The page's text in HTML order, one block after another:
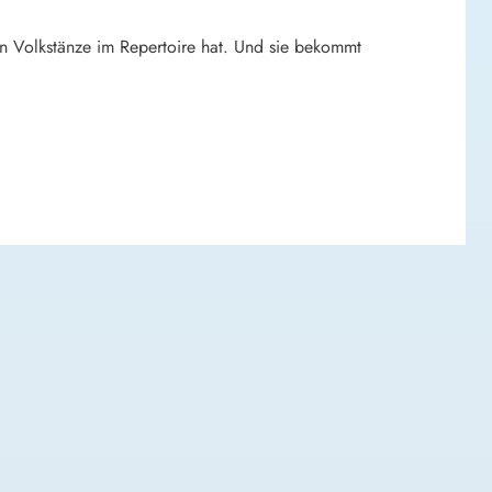
Volkstänze im Repertoire hat. Und sie bekommt